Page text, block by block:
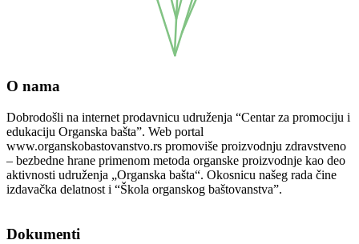
O nama
Dobrodošli na internet prodavnicu udruženja “Centar za promociju i
edukaciju Organska bašta”. Web portal
www.organskobastovanstvo.rs promoviše proizvodnju zdravstveno
– bezbedne hrane primenom metoda organske proizvodnje kao deo
aktivnosti udruženja „Organska bašta“. Okosnicu našeg rada čine
izdavačka delatnost i “Škola organskog baštovanstva”.
Dokumenti